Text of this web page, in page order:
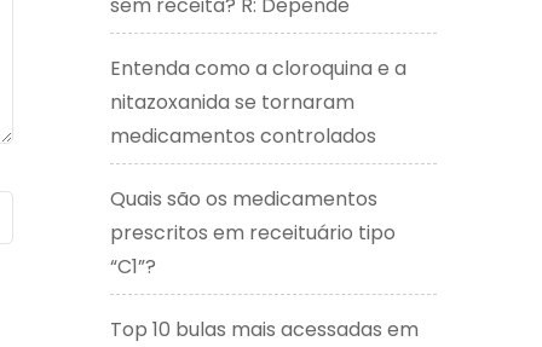
Entenda como a cloroquina e a
nitazoxanida se tornaram
medicamentos controlados
Quais são os medicamentos
prescritos em receituário tipo
“C1”?
Top 10 bulas mais acessadas em